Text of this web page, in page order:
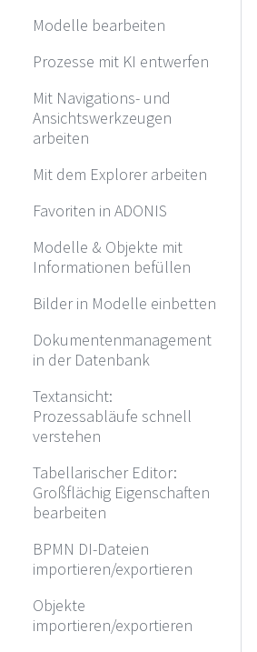
Modelle bearbeiten
Prozesse mit KI entwerfen
Mit Navigations- und
Ansichtswerkzeugen
arbeiten
Mit dem Explorer arbeiten
Favoriten in ADONIS
Modelle & Objekte mit
Informationen befüllen
Bilder in Modelle einbetten
Dokumentenmanagement
in der Datenbank
Textansicht:
Prozessabläufe schnell
verstehen
Tabellarischer Editor:
Großflächig Eigenschaften
bearbeiten
BPMN DI-Dateien
importieren/exportieren
Objekte
importieren/exportieren